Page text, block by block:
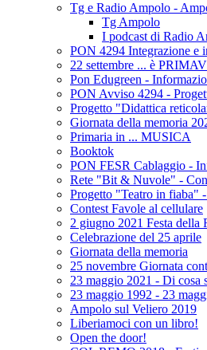
Tg e Radio Ampolo -
Tg Ampolo
I podcast di Radio
PON 4294 Integrazione e
22 settembre ... è
Pon Edugreen -
PON Avviso 4294 -
Progetto "Didattica
Giornata della memoria
Primaria in ... MUSICA
Booktok
PON FESR Cablaggio -
Rete "Bit & Nuvole" -
Progetto "Teatro in fiaba"
Contest Favole al cellulare
2 giugno 2021 Festa della
Celebrazione del 25 aprile
Giornata della memoria
25 novembre Giornata
23 maggio 2021 - Di cosa
23 maggio 1992 - 23
Ampolo sul Veliero 2019
Liberiamoci con un libro!
Open the door!